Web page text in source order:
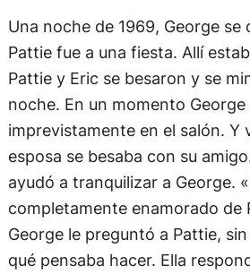
Una noche de 1969, George se
Pattie fue a una fiesta. Allí
Pattie y Eric se besaron y se
noche. En un momento George
imprevistamente en el salón. Y
esposa se besaba con su
ayudó a tranquilizar a George.
completamente enamorado de
George le preguntó a Pattie,
qué pensaba hacer. Ella